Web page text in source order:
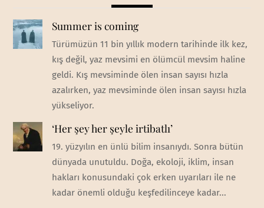
Summer is coming
Türümüzün 11 bin yıllık modern tarihinde ilk kez,
kış değil, yaz mevsimi en ölümcül mevsim haline
geldi. Kış mevsiminde ölen insan sayısı hızla
azalırken, yaz mevsiminde ölen insan sayısı hızla
yükseliyor.
‘Her şey her şeyle irtibatlı’
19. yüzyılın en ünlü bilim insanıydı. Sonra bütün
dünyada unutuldu. Doğa, ekoloji, iklim, insan
hakları konusundaki çok erken uyarıları ile ne
kadar önemli olduğu keşfedilinceye kadar...